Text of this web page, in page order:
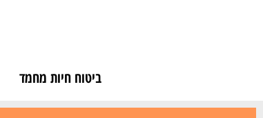
ביטוח חיות מחמד